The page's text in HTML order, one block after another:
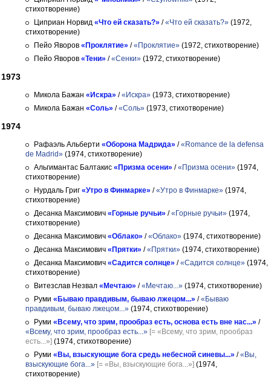
стихотворение)
Циприан Норвид «Что ей сказать?» /«Что ей сказать?» (1972,
стихотворение)
Пейо Яворов «Проклятие» /«Проклятие» (1972, стихотворение)
Пейо Яворов «Тени» /«Сенки» (1972, стихотворение)
1973
Микола Бажан «Искра» /«Искра» (1973, стихотворение)
Микола Бажан «Соль» /«Соль» (1973, стихотворение)
1974
Рафаэль Альберти «Оборона Мадрида» /«Romance de la defensa
de Madrid» (1974, стихотворение)
Альгимантас Балтакис «Призма осени» /«Призма осени» (1974,
стихотворение)
Нурдаль Григ «Утро в Финмарке» /«Утро в Финмарке» (1974,
стихотворение)
Десанка Максимович «Горные ручьи» /«Горные ручьи» (1974,
стихотворение)
Десанка Максимович «Облако» /«Облако» (1974, стихотворение)
Десанка Максимович «Прятки» /«Прятки» (1974, стихотворение)
Десанка Максимович «Садится солнце» /«Садится солнце» (1974,
стихотворение)
Витезслав Незвал «Мечтаю» /«Мечтаю...» (1974, стихотворение)
Руми «Бываю правдивым, бываю лжецом...» /«Бываю
правдивым, бываю лжецом...» (1974, стихотворение)
Руми «Всему, что зрим, прообраз есть, основа есть вне нас...» /
«Всему, что зрим, прообраз есть...» [= «Всему, что зрим, прообраз
есть...»] (1974, стихотворение)
Руми «Вы, взыскующие бога средь небесной синевы...» /«Вы,
взыскующие бога...» [= «Вы, взыскующие бога...»] (1974,
стихотворение)